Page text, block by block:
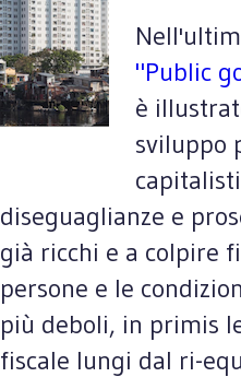
"Public
è
sviluppo
diseguaglianze e
già ricchi e a colpire
persone e le
più deboli, in primis
fiscale lungi dal ri-